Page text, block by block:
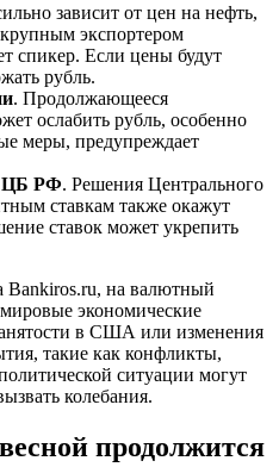
зависит от цен на нефть,
крупным экспортером
спикер. Если цены будут
рубль.
. Продолжающееся
ослабить рубль, особенно
меры, предупреждает
ЦБ РФ. Решения Центрального
ставкам также окажут
ставок может укрепить
Bankiros.ru, на валютный
экономические
в США или изменения
такие как конфликты,
ситуации могут
колебания.
продолжится